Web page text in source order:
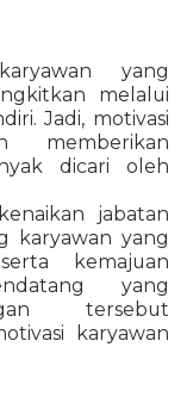
yang
melalui
Jadi, motivasi
memberikan
dicari oleh
jabatan
karyawan yang
kemajuan
yang
tersebut
karyawan